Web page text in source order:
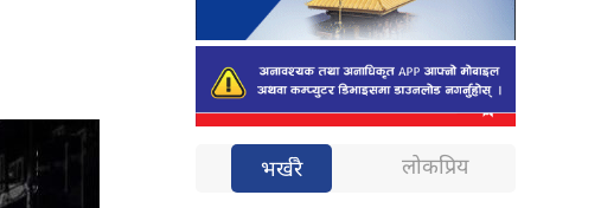
भर्खरै लोकप्रिय